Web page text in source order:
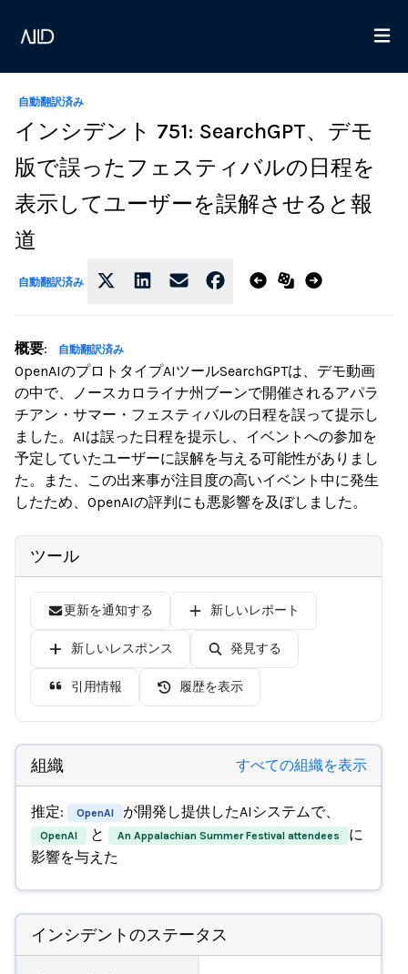
自動翻訳済み
インシデント 751: SearchGPT、デモ
版で誤ったフェスティバルの日程を
表示してユーザーを誤解させると報
道
自動翻訳済み
概要: 自動翻訳済み
OpenAIのプロトタイプAIツールSearchGPTは、デモ動画
の中で、ノースカロライナ州ブーンで開催されるアパラ
チアン・サマー・フェスティバルの日程を誤って提示し
ました。AIは誤った日程を提示し、イベントへの参加を
予定していたユーザーに誤解を与える可能性がありまし
た。また、この出来事が注目度の高いイベント中に発生
したため、OpenAIの評判にも悪影響を及ぼしました。
ツール
更新を通知する 新しいレポート
新しいレスポンス 発見する
引用情報 履歴を表示
組織 すべての組織を表示
推定: OpenAI が開発し提供したAIシステムで、
OpenAI と An Appalachian Summer Festival attendees
に
影響を与えた
インシデントのステータス